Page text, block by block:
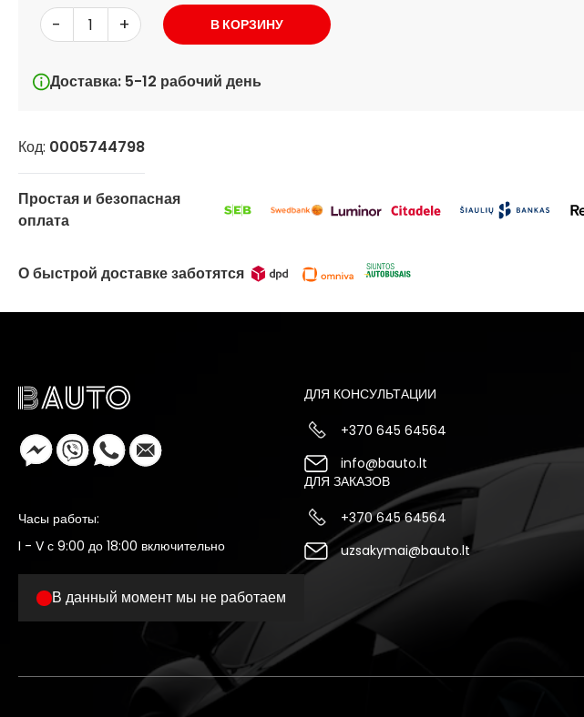
- +
Доставка: 5-12 рабочий день
В КОРЗИНУ
Код: 0005744798
Простая и безопасная
оплата
О быстрой доставке заботятся
Часы работы:
I - V с 9:00 до 18:00 включительно
В данный момент мы не работаем
ДЛЯ КОНСУЛЬТАЦИИ
+370 645 64564
info@bauto.lt
ДЛЯ ЗАКАЗОВ
+370 645 64564
uzsakymai@bauto.lt